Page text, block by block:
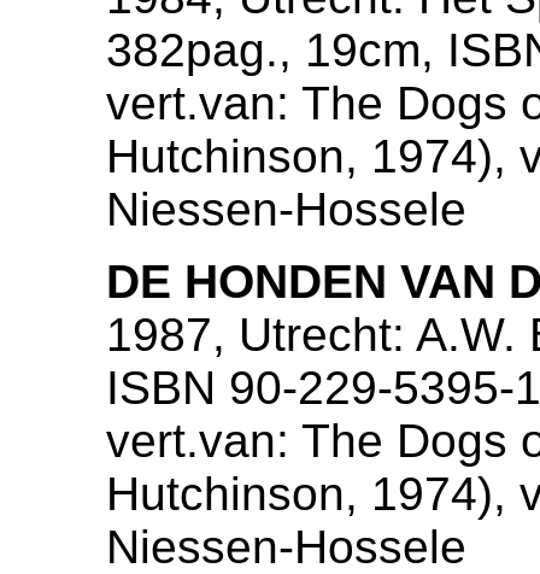
382pag., 19cm,
vert.van: The Dogs
Hutchinson, 1974),
Niessen-Hossele
DE HONDEN VAN
1987, Utrecht:
ISBN 90-229-5395-1
vert.van: The Dogs
Hutchinson, 1974),
Niessen-Hossele